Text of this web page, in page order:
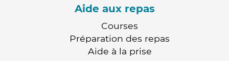
Aide aux repas
Courses
Préparation des repas
Aide à la prise